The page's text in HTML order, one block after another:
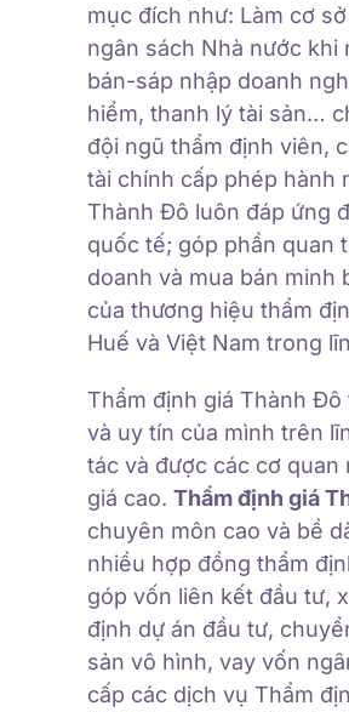
mục đích như: Làm cơ
ngân sách Nhà nước khi
bán-sáp nhập doanh
hiểm, thanh lý tài sản…
đội ngũ thẩm định viên,
tài chính cấp phép hành
Thành Đô luôn đáp ứng
quốc tế; góp phần quan
doanh và mua bán
của thương hiệu thẩm
Huế và Việt Nam trong
Thẩm định giá Thành
và uy tín của mình trên
tác và được các cơ
giá cao. Thẩm định giá
chuyên môn cao và bề
nhiều hợp đồng thẩm
góp vốn liên kết đầu tư,
định dự án đầu tư,
sản vô hình, vay vốn
cấp các dịch vụ Thẩm